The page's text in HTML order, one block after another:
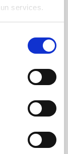
services.
ZEB
SupraBazar